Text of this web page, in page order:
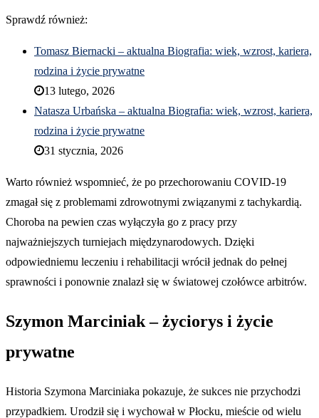
Sprawdź również:
Tomasz Biernacki – aktualna Biografia: wiek, wzrost, kariera,
rodzina i życie prywatne
13 lutego, 2026
Natasza Urbańska – aktualna Biografia: wiek, wzrost, kariera,
rodzina i życie prywatne
31 stycznia, 2026
Warto również wspomnieć, że po przechorowaniu COVID-19
zmagał się z problemami zdrowotnymi związanymi z tachykardią.
Choroba na pewien czas wyłączyła go z pracy przy
najważniejszych turniejach międzynarodowych. Dzięki
odpowiedniemu leczeniu i rehabilitacji wrócił jednak do pełnej
sprawności i ponownie znalazł się w światowej czołówce arbitrów.
Szymon Marciniak – życiorys i życie
prywatne
Historia Szymona Marciniaka pokazuje, że sukces nie przychodzi
przypadkiem. Urodził się i wychował w Płocku, mieście od wielu